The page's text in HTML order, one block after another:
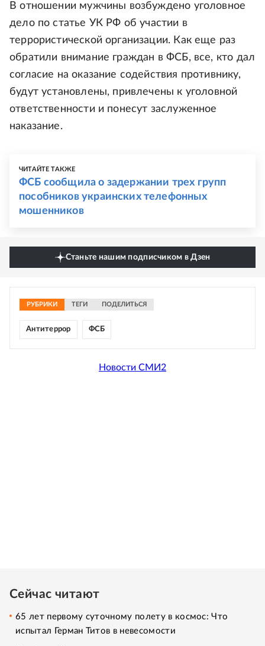
В отношении мужчины возбуждено уголовное
дело по статье УК РФ об участии в
террористической организации. Как еще раз
обратили внимание граждан в ФСБ, все, кто дал
согласие на оказание содействия противнику,
будут установлены, привлечены к уголовной
ответственности и понесут заслуженное
наказание.
ЧИТАЙТЕ ТАКЖЕ
ФСБ сообщила о задержании трех групп
пособников украинских телефонных
мошенников
Станьте нашим подписчиком в Дзен
РУБРИКИ ТЕГИ ПОДЕЛИТЬСЯ
Антитеррор ФСБ
Новости СМИ2
Сейчас читают
65 лет первому суточному полету в космос: Что
испытал Герман Титов в невесомости